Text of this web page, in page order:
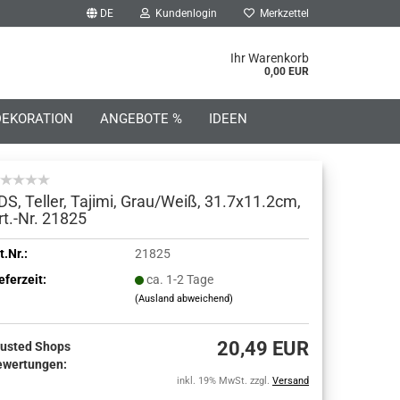
DE Kundenlogin
erstellen
vergessen?
Merkzettel
Ihr Warenkorb
0,00 EUR
ANGEBOTE % IDEEN
Teller, Tajimi, Grau/Weiß, 31.7x11.2cm,
Nr. 21825
21825
ca. 1-2 Tage
(Ausland abweichend)
Shops
20,49 EUR
inkl. 19% MwSt. zzgl. Versand